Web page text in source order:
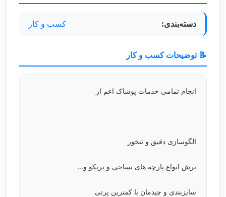
دسته‌بندی: کسب و کار
📝 توضیحات کسب و کار
انجام تمامی خدمات پوشاک اعم از
الگوسازی دقیق و تنخور
برش انواع پارچه های نساجی و تریکو و...
سایزبندی و چیدمان با کمترین پرتی